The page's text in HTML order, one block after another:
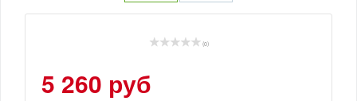
(0)
5 260 руб